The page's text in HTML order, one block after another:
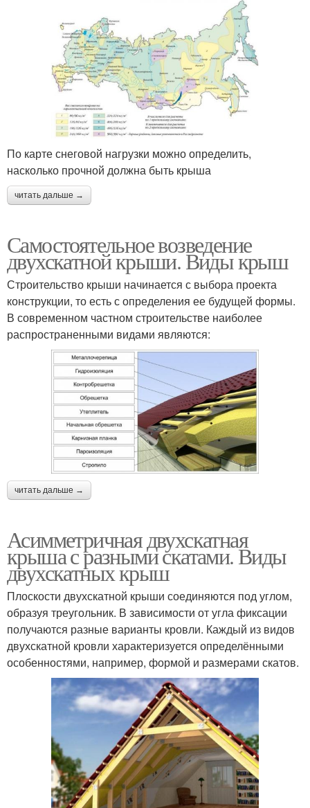
По карте снеговой нагрузки можно определить,
насколько прочной должна быть крыша
читать дальше →
Самостоятельное возведение
двухскатной крыши. Виды крыш
Строительство крыши начинается с выбора проекта
конструкции, то есть с определения ее будущей формы.
В современном частном строительстве наиболее
распространенными видами являются:
читать дальше →
Асимметричная двухскатная
крыша с разными скатами. Виды
двухскатных крыш
Плоскости двухскатной крыши соединяются под углом,
образуя треугольник. В зависимости от угла фиксации
получаются разные варианты кровли. Каждый из видов
двухскатной кровли характеризуется определёнными
особенностями, например, формой и размерами скатов.